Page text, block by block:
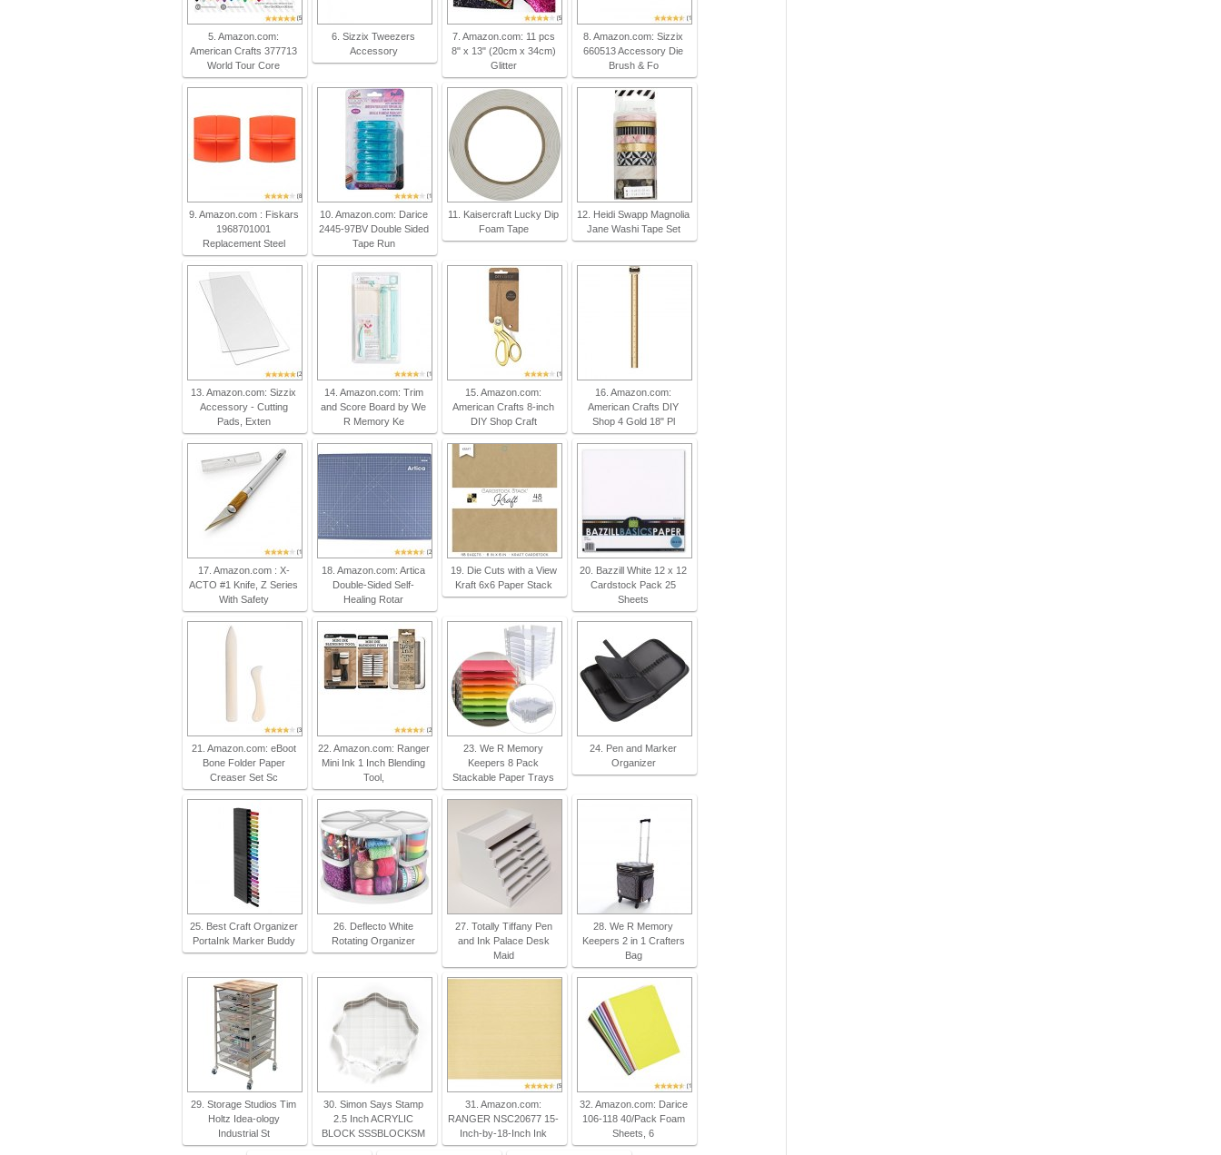
5. Amazon.com:
American Crafts 377713
World Tour Core
6. Sizzix Tweezers
Accessory
7. Amazon.com: 11 pcs
8" x 13" (20cm x 34cm)
Glitter
8. Amazon.com: Sizzix
660513 Accessory Die
Brush & Fo
9. Amazon.com : Fiskars
1968701001
Replacement Steel
10. Amazon.com: Darice
2445-97BV Double Sided
Tape Run
11. Kaisercraft Lucky Dip
Foam Tape
12. Heidi Swapp Magnolia
Jane Washi Tape Set
13. Amazon.com: Sizzix
Accessory - Cutting
Pads, Exten
14. Amazon.com: Trim
and Score Board by We
R Memory Ke
15. Amazon.com:
American Crafts 8-inch
DIY Shop Craft
16. Amazon.com:
American Crafts DIY
Shop 4 Gold 18" Pl
17. Amazon.com : X-
ACTO #1 Knife, Z Series
With Safety
18. Amazon.com: Artica
Double-Sided Self-
Healing Rotar
19. Die Cuts with a View
Kraft 6x6 Paper Stack
20. Bazzill White 12 x 12
Cardstock Pack 25
Sheets
21. Amazon.com: eBoot
Bone Folder Paper
Creaser Set Sc
22. Amazon.com: Ranger
Mini Ink 1 Inch Blending
Tool,
23. We R Memory
Keepers 8 Pack
Stackable Paper Trays
24. Pen and Marker
Organizer
25. Best Craft Organizer
PortaInk Marker Buddy
26. Deflecto White
Rotating Organizer
27. Totally Tiffany Pen
and Ink Palace Desk
Maid
28. We R Memory
Keepers 2 in 1 Crafters
Bag
29. Storage Studios Tim
Holtz Idea-ology
Industrial St
30. Simon Says Stamp
2.5 Inch ACRYLIC
BLOCK SSSBLOCKSM
31. Amazon.com:
RANGER NSC20677 15-
Inch-by-18-Inch Ink
32. Amazon.com: Darice
106-118 40/Pack Foam
Sheets, 6